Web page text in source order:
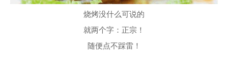
烧烤没什么可说的
就两个字：正宗！
随便点不踩雷！